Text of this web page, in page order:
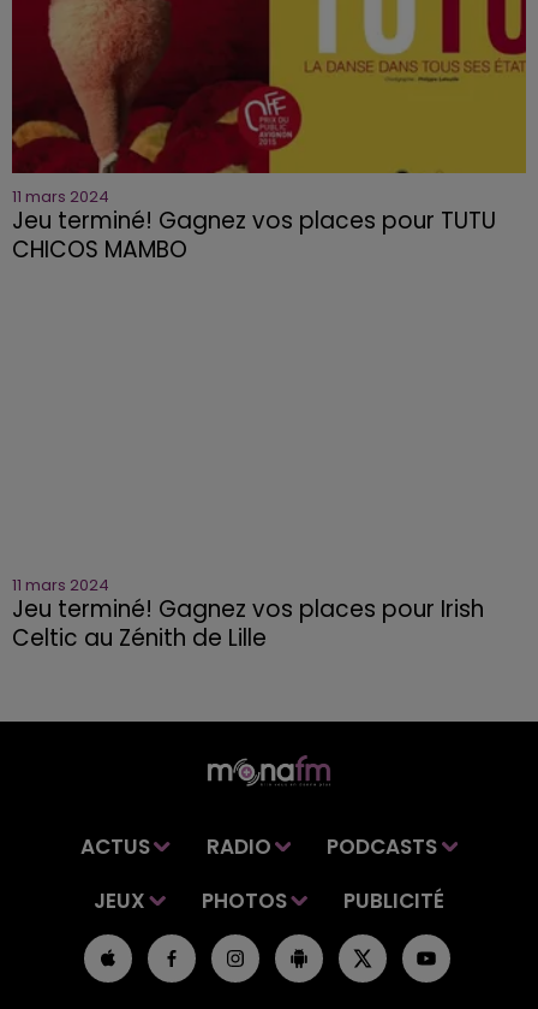
11 mars 2024
Jeu terminé! Gagnez vos places pour TUTU
CHICOS MAMBO
11 mars 2024
Jeu terminé! Gagnez vos places pour Irish
Celtic au Zénith de Lille
ACTUS RADIO
PODCASTS
JEUX
PHOTOS PUBLICITÉ